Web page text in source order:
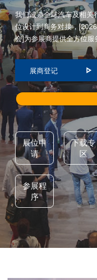
我们诚邀全球汽车及相
位设计到商务对接，
会]为参展商提供全方位
展商登记
展位申
请
下载专
区
参展程
序